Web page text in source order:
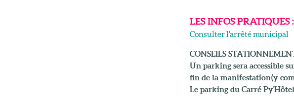
LES INFOS
Consulter l'arrêté municipal
CONSEILS
Un parking sera accessible
fin de la manifestation (y
Le parking du Carré